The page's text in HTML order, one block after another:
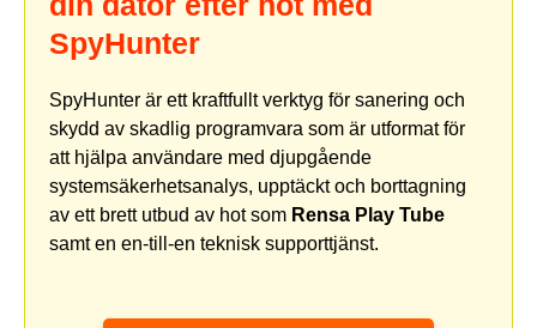
SpyHunter
SpyHunter är ett kraftfullt verktyg för sanering och
skydd av skadlig programvara som är utformat för
att hjälpa användare med djupgående
systemsäkerhetsanalys, upptäckt och borttagning
av ett brett utbud av hot som Rensa Play Tube
samt en en-till-en teknisk supporttjänst.